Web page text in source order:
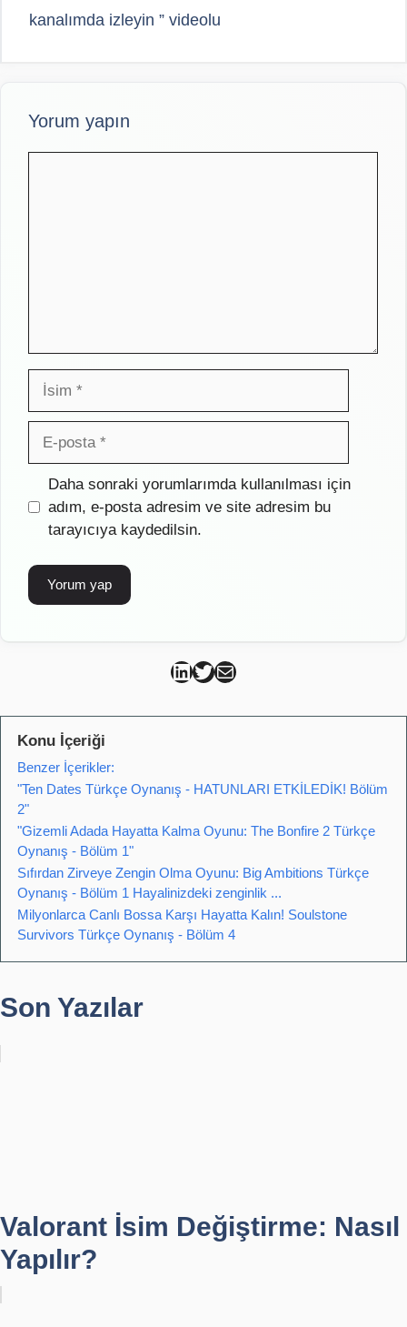
kanalımda izleyin ” videolu
Yorum yapın
İsim
posta
İnternet
sitesi
Daha sonraki yorumlarımda kullanılması için
adım, e-posta adresim ve site adresim bu
tarayıcıya kaydedilsin.
Can Kütahya Linkedin
Can Kütahya Twitter
Can Kütahya Mail
Konu İçeriği
Benzer İçerikler:
"Ten Dates Türkçe Oynanış - HATUNLARI ETKİLEDİK! Bölüm
2"
"Gizemli Adada Hayatta Kalma Oyunu: The Bonfire 2 Türkçe
Oynanış - Bölüm 1"
Sıfırdan Zirveye Zengin Olma Oyunu: Big Ambitions Türkçe
Oynanış - Bölüm 1 Hayalinizdeki zenginlik ...
Milyonlarca Canlı Bossa Karşı Hayatta Kalın! Soulstone
Survivors Türkçe Oynanış - Bölüm 4
Son Yazılar
Valorant İsim Değiştirme: Nasıl
Yapılır?